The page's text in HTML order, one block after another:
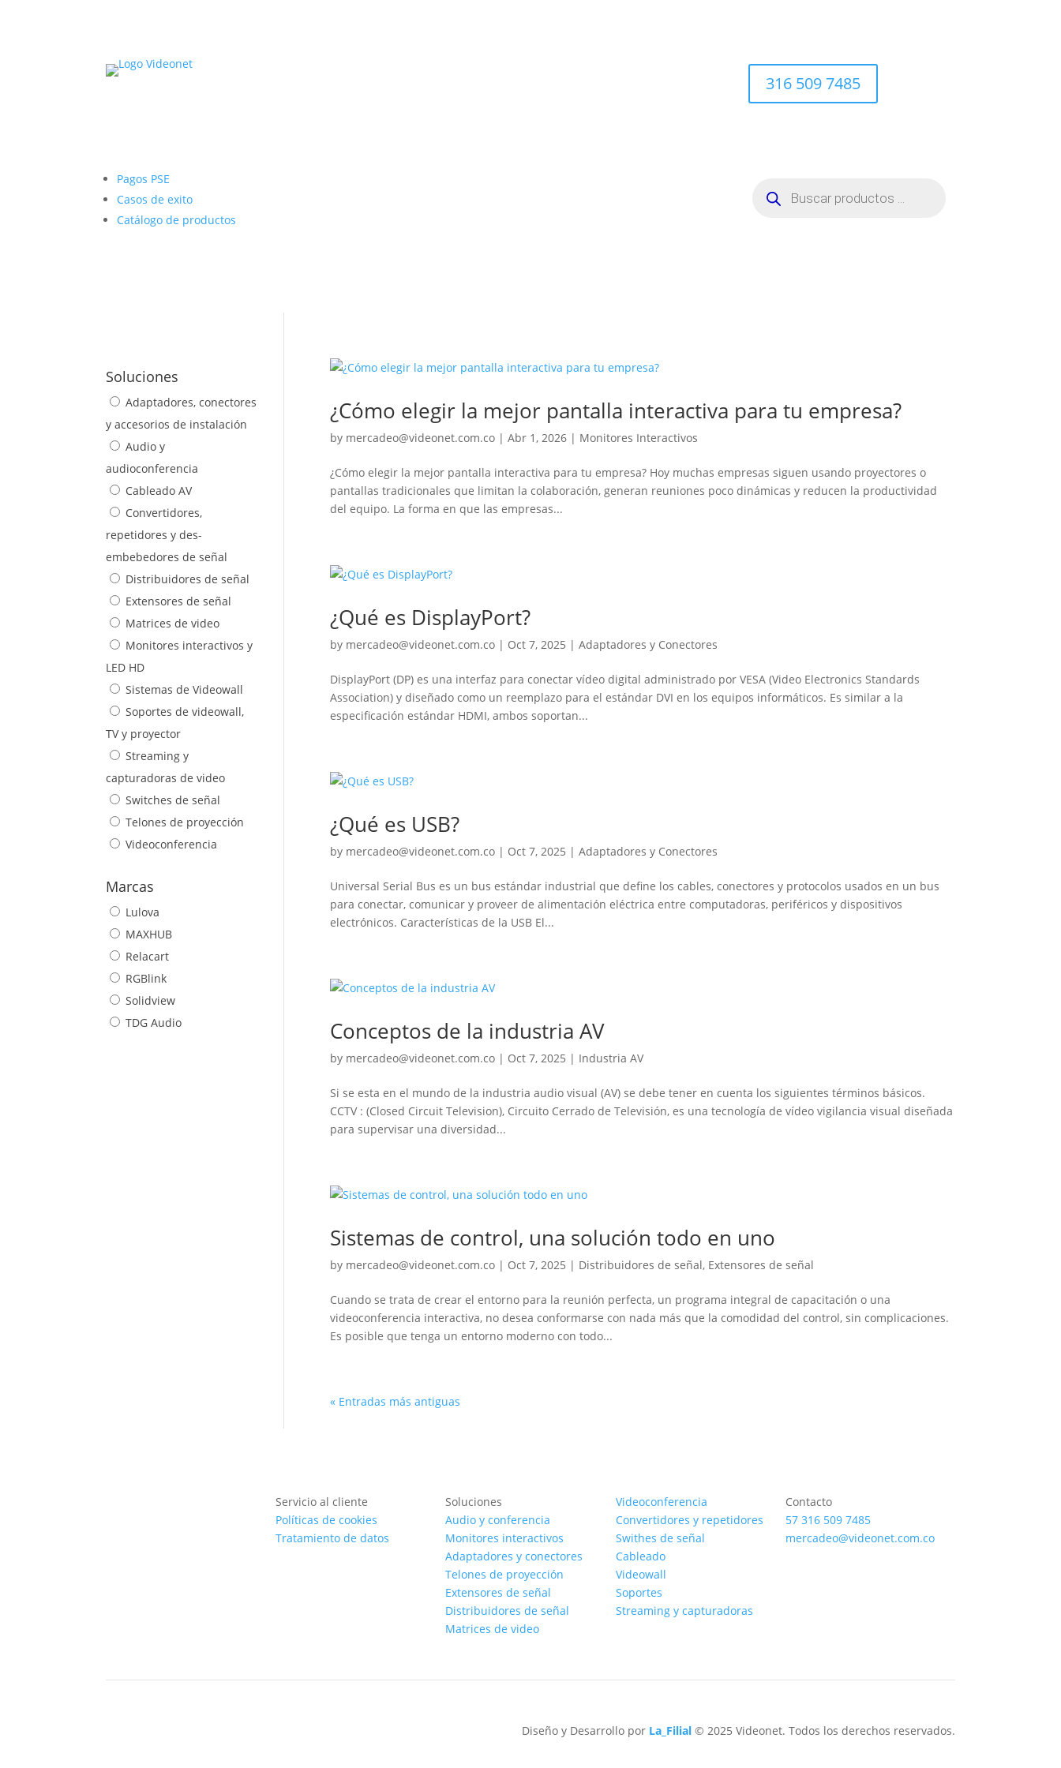
316 509 7485
Pagos PSE
Casos de exito
Catálogo de productos
productos
¿Cómo elegir la mejor pantalla interactiva para tu empresa?
by mercadeo@videonet.com.co| Abr 1, 2026| Monitores Interactivos
¿Cómo elegir la mejor pantalla interactiva para tu empresa? Hoy muchas empresas siguen usando proyectores o
pantallas tradicionales que limitan la colaboración, generan reuniones poco dinámicas y reducen la productividad
del equipo. La forma en que las empresas...
¿Qué es DisplayPort?
by mercadeo@videonet.com.co| Oct 7, 2025 | Adaptadores y Conectores
DisplayPort (DP) es una interfaz para conectar vídeo digital administrado por VESA (Video Electronics Standards
Association) y diseñado como un reemplazo para el estándar DVI en los equipos informáticos. Es similar a la
especificación estándar HDMI, ambos soportan...
¿Qué es USB?
by mercadeo@videonet.com.co| Oct 7, 2025 | Adaptadores y Conectores
Universal Serial Bus es un bus estándar industrial que define los cables, conectores y protocolos usados en un bus
para conectar, comunicar y proveer de alimentación eléctrica entre computadoras, periféricos y dispositivos
electrónicos. Características de la USB El...
Conceptos de la industria AV
by mercadeo@videonet.com.co| Oct 7, 2025 | Industria AV
Si se esta en el mundo de la industria audio visual (AV) se debe tener en cuenta los siguientes términos básicos.
CCTV : (Closed Circuit Television), Circuito Cerrado de Televisión, es una tecnología de vídeo vigilancia visual diseñada
para supervisar una diversidad...
Sistemas de control, una solución todo en uno
by mercadeo@videonet.com.co| Oct 7, 2025 | Distribuidores de señal, Extensores de señal
Cuando se trata de crear el entorno para la reunión perfecta, un programa integral de capacitación o una
videoconferencia interactiva, no desea conformarse con nada más que la comodidad del control, sin complicaciones.
Es posible que tenga un entorno moderno con todo...
« Entradas más antiguas
Soluciones
Adaptadores, conectores
y accesorios de instalación
Audio y
audioconferencia
Cableado AV
Convertidores,
repetidores y des-
embebedores de señal
Distribuidores de señal
Extensores de señal
Matrices de video
Monitores interactivos y
LED HD
Sistemas de Videowall
Soportes de videowall,
TV y proyector
Streaming y
capturadoras de video
Switches de señal
Telones de proyección
Videoconferencia
Marcas
Lulova
MAXHUB
Relacart
RGBlink
Solidview
TDG Audio
Servicio al cliente
Políticas de cookies
Tratamiento de datos
Soluciones
Audio y conferencia
Monitores interactivos
Adaptadores y conectores
Telones de proyección
Extensores de señal
Distribuidores de señal
Matrices de video
Videoconferencia
Convertidores y repetidores
Swithes de señal
Cableado
Videowall
Soportes
Streaming y capturadoras
Contacto
57 316 509 7485
mercadeo@videonet.com.co
Diseño y Desarrollo por La_Filial© 2025 Videonet. Todos los derechos reservados.